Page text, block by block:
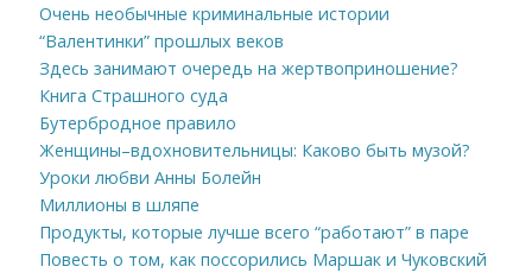
Очень необычные криминальные истории
“Валентинки” прошлых веков
Здесь занимают очередь на жертвоприношение?
Книга Страшного суда
Бутербродное правило
Женщины–вдохновительницы: Каково быть музой?
Уроки любви Анны Болейн
Миллионы в шляпе
Продукты, которые лучше всего “работают” в паре
Повесть о том, как поссорились Маршак и Чуковский